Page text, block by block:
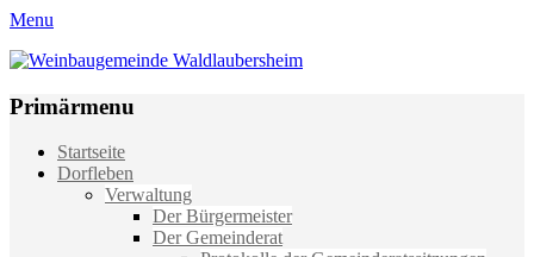
Menu
Weinbaugemeinde Waldlaubersheim
Primärmenu
Weiter
zum
Startseite
Dorfleben
Verwaltung
Der Bürgermeister
Der Gemeinderat